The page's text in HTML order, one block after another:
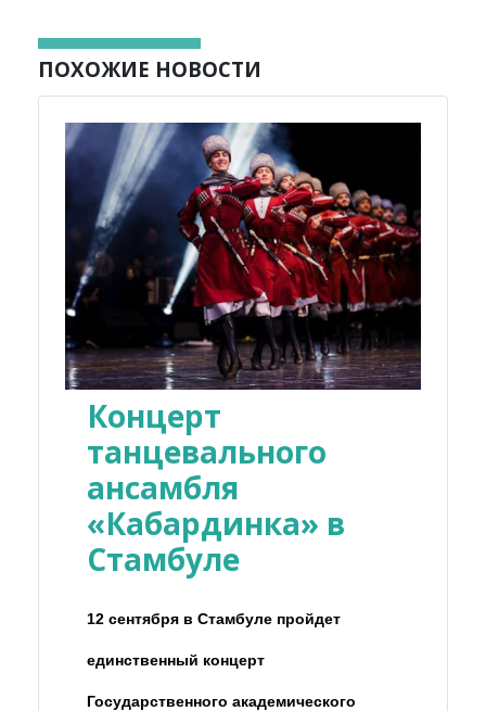
ПОХОЖИЕ НОВОСТИ
Концерт
танцевального
ансамбля
«Кабардинка» в
Стамбуле
12 сентября в Стамбуле пройдет
единственный концерт
Государственного академического